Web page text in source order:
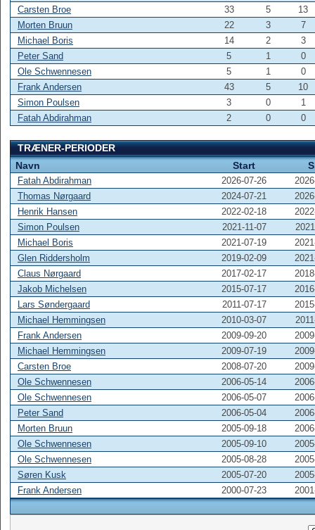
Carsten Broe
33 5
13
Morten Bruun
22 3
7
Michael Boris
14 2
3
Peter Sand
5 1
0
Ole Schwennesen
5 1
0
Frank Andersen
43 5
10
Simon Poulsen
3 0
1
Fatah Abdirahman
2 0 0
TRÆNER-PERIODER
Navn
Start
Fatah Abdirahman 2026-07-26
Thomas Nørgaard
2024-07-21
Henrik Hansen
2022-02-18
Simon Poulsen
2021-11-07
Michael Boris
2021-07-19
Glen Riddersholm
2019-02-09
Claus Nørgaard
2017-02-17
Jakob Michelsen
2015-07-17
Lars Søndergaard
2011-07-17
Michael Hemmingsen
2010-03-07
Frank Andersen
2009-09-20
Michael Hemmingsen
2009-07-19
Carsten Broe
2008-07-20
Ole Schwennesen
2006-05-14
Ole Schwennesen
2006-05-07
Peter Sand
2006-05-04
Morten Bruun
2005-09-18
Ole Schwennesen
2005-09-10
Ole Schwennesen
2005-08-28
Søren Kusk
2005-07-20
Frank Andersen
2000-07-23